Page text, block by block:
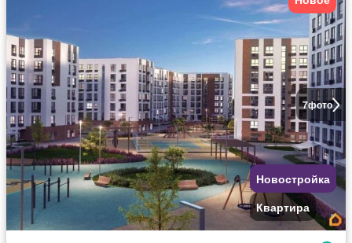
7фото
Новостройка
Квартира